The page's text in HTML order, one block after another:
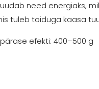
need energiaks,
tuleb toiduga kaasa
efekti: 400–500 g